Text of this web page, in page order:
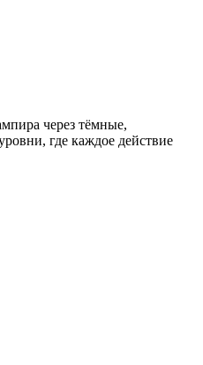
через тёмные,
где каждое действие